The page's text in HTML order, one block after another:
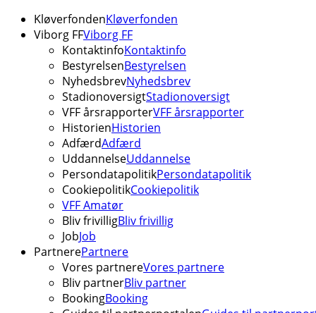
KløverfondenKløverfonden
Viborg FFViborg FF
KontaktinfoKontaktinfo
BestyrelsenBestyrelsen
NyhedsbrevNyhedsbrev
StadionoversigtStadionoversigt
VFF årsrapporterVFF årsrapporter
HistorienHistorien
AdfærdAdfærd
UddannelseUddannelse
PersondatapolitikPersondatapolitik
CookiepolitikCookiepolitik
VFF Amatør
Bliv frivilligBliv frivillig
JobJob
PartnerePartnere
Vores partnereVores partnere
Bliv partnerBliv partner
BookingBooking